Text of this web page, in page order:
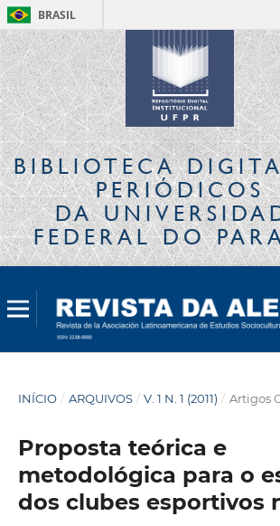
BRASIL
Acesso
BIBLIOTECA
PERIÓDICOS
DA
FEDERAL DO
INÍCIO / ARQUIVOS / V. 1 N. 1 (2011) / Artigos
Proposta teórica e
metodológica para o
dos clubes esportivos